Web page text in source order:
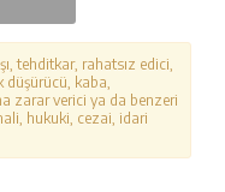
tehditkar, rahatsız edici,
düşürücü, kaba,
zarar verici ya da benzeri
hukuki, cezai, idari